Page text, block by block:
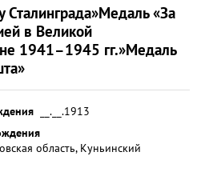
Сталинграда»Медаль «За
в Великой
1941–1945 гг.»Медаль
__.__.1913
область, Куньинский